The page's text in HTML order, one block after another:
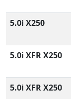
5.0i X250
5.0i XFR X250
5.0i XFR X250